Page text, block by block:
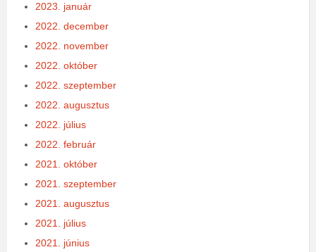
2023. január
2022. december
2022. november
2022. október
2022. szeptember
2022. augusztus
2022. július
2022. február
2021. október
2021. szeptember
2021. augusztus
2021. július
2021. június